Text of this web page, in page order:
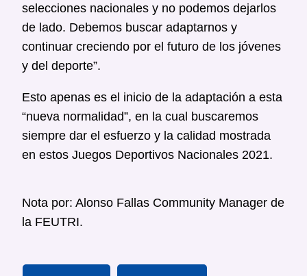
selecciones nacionales y no podemos dejarlos
de lado. Debemos buscar adaptarnos y
continuar creciendo por el futuro de los jóvenes
y del deporte”.
Esto apenas es el inicio de la adaptación a esta
“nueva normalidad”, en la cual buscaremos
siempre dar el esfuerzo y la calidad mostrada
en estos Juegos Deportivos Nacionales 2021.
Nota por: Alonso Fallas Community Manager de
la FEUTRI.